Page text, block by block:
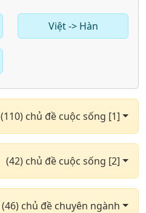
Việt -> Hàn
(110) chủ đề cuộc sống [1]
(42) chủ đề cuộc sống [2]
(46) chủ đề chuyên ngành